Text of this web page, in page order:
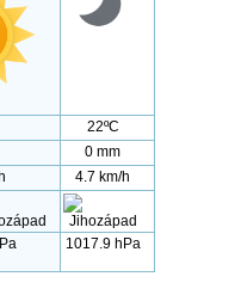
22ºC
0 mm
4.7 km/h
1017.9 hPa